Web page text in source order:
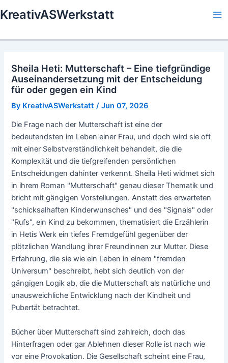
to
KreativASWerkstatt
Sheila Heti: Mutterschaft – Eine tiefgründige
Auseinandersetzung mit der Entscheidung
für oder gegen ein Kind
By KreativASWerkstatt /Jun 07, 2026
Die Frage nach der Mutterschaft ist eine der
bedeutendsten im Leben einer Frau, und doch wird sie oft
mit einer Selbstverständlichkeit behandelt, die die
Komplexität und die tiefgreifenden persönlichen
Entscheidungen dahinter verkennt. Sheila Heti widmet sich
in ihrem Roman "Mutterschaft" genau dieser Thematik und
bricht mit gängigen Vorstellungen. Anstatt des erwarteten
"schicksalhaften Kinderwunsches" und des "Signals" oder
"Rufs", ein Kind zu bekommen, thematisiert die Erzählerin
in Hetis Werk ein tiefes Fremdgefühl gegenüber der
plötzlichen Wandlung ihrer Freundinnen zur Mutter. Diese
Erfahrung, die sie wie ein Leben in einem "fremden
Universum" beschreibt, hebt sich deutlich von der
gängigen Logik ab, die die Mutterschaft als natürliche und
unausweichliche Entwicklung nach der Kindheit und
Pubertät betrachtet.
Bücher über Mutterschaft sind zahlreich, doch das
Hinterfragen oder gar Ablehnen dieser Rolle ist nach wie
vor eine Provokation. Die Gesellschaft scheint eine Frau,